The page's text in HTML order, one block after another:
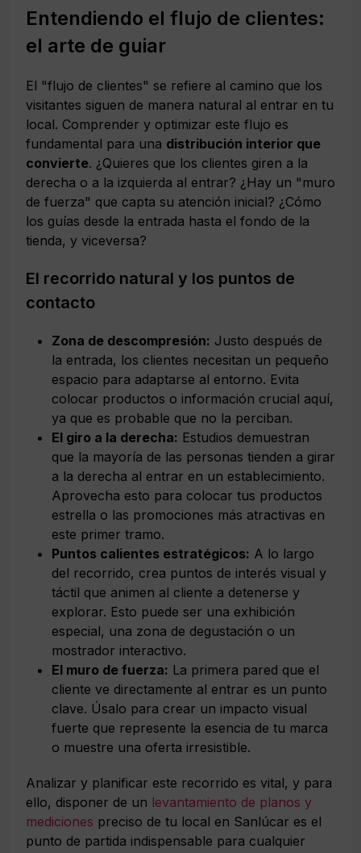
Entendiendo el flujo de clientes:
el arte de guiar
El "flujo de clientes" se refiere al camino que los
visitantes siguen de manera natural al entrar en tu
local. Comprender y optimizar este flujo es
fundamental para una distribución interior que
convierte. ¿Quieres que los clientes giren a la
derecha o a la izquierda al entrar? ¿Hay un "muro
de fuerza" que capta su atención inicial? ¿Cómo
los guías desde la entrada hasta el fondo de la
tienda, y viceversa?
El recorrido natural y los puntos de
contacto
Zona de descompresión: Justo después de
la entrada, los clientes necesitan un pequeño
espacio para adaptarse al entorno. Evita
colocar productos o información crucial aquí,
ya que es probable que no la perciban.
El giro a la derecha: Estudios demuestran
que la mayoría de las personas tienden a girar
a la derecha al entrar en un establecimiento.
Aprovecha esto para colocar tus productos
estrella o las promociones más atractivas en
este primer tramo.
Puntos calientes estratégicos: A lo largo
del recorrido, crea puntos de interés visual y
táctil que animen al cliente a detenerse y
explorar. Esto puede ser una exhibición
especial, una zona de degustación o un
mostrador interactivo.
El muro de fuerza: La primera pared que el
cliente ve directamente al entrar es un punto
clave. Úsalo para crear un impacto visual
fuerte que represente la esencia de tu marca
o muestre una oferta irresistible.
Analizar y planificar este recorrido es vital, y para
ello, disponer de un levantamiento de planos y
mediciones preciso de tu local en Sanlúcar es el
punto de partida indispensable para cualquier